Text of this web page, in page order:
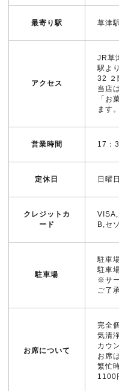
最寄り駅 草津
アクセス
JR草
駅よ
32 ２
当店
「お
ます。
営業時間 17：
定休日 日曜
クレジットカ
ード
B,セ
駐車場
駐車
駐車
※サ
ご了
お席について
完全
気清
カウ
お席
繁忙
1100